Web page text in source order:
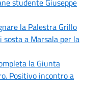
la Palestra Grillo
a Marsala per la
la Giunta
Positivo incontro a